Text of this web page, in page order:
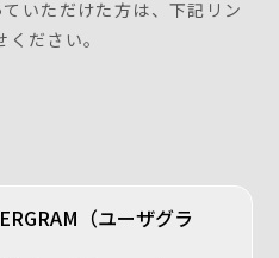
いただけた方は、下記リン
ださい。
（ユーザグラ